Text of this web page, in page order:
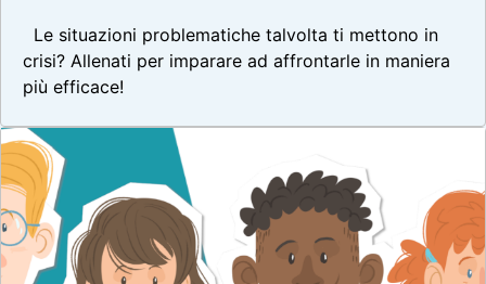
Le situazioni problematiche talvolta ti mettono in
crisi? Allenati per imparare ad affrontarle in maniera
più efficace!